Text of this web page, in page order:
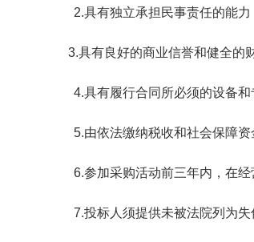
2.具有独立承担民事责任的能力
3.具有良好的商业信誉和健全的
4.具有履行合同所必须的设备和
5.由依法缴纳税收和社会保障资
6.参加采购活动前三年内，在
7.投标人须提供未被法院列为